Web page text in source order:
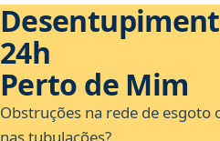
24h
Perto de Mim
Obstruções na rede de